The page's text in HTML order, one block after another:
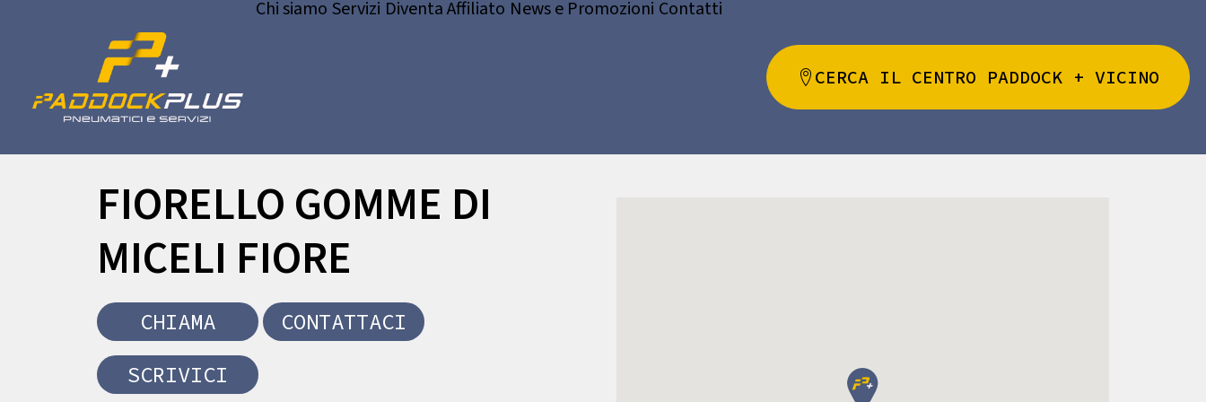
Chi siamo Servizi Diventa Affiliato News e Promozioni Contatti
CERCA IL CENTRO PADDOCK + VICINO
FIORELLO GOMME DI
MICELI FIORE
CHIAMA
CONTATTACI
SCRIVICI